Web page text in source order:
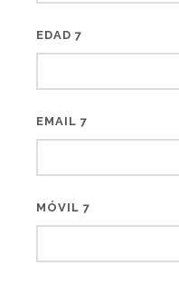
EDAD 7
EMAIL 7
MÓVIL 7